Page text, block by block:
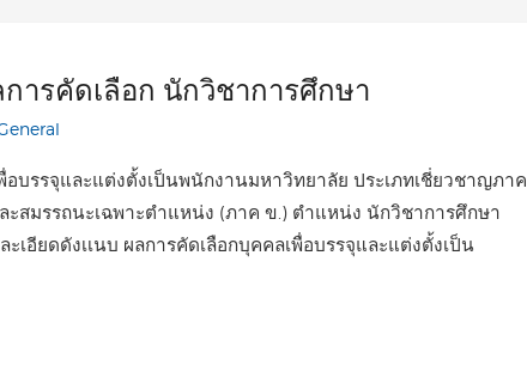
ารคัดเลือก นักวิชาการศึกษา
อบรรจุและแต่งตั้งเป็นพนักงานมหาวิทยาลัย ประเภทเชี่ยวชาญภาค
ะสมรรถนะเฉพาะตำแหน่ง (ภาค ข.) ตำแหน่ง นักวิชาการศึกษา
เอียดดังเเนบ ผลการคัดเลือกบุคคลเพื่อบรรจุและแต่งตั้งเป็น